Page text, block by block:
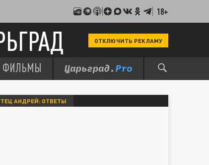
18+
ОТКЛЮЧИТЬ РЕКЛАМУ
ФИЛЬМЫ
АНДРЕЙ: ОТВЕТЫ